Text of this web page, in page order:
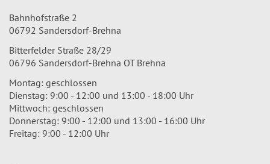
Bahnhofstraße 2
06792 Sandersdorf-Brehna
Bitterfelder Straße 28/29
06796 Sandersdorf-Brehna OT Brehna
Montag: geschlossen
Dienstag: 9:00 - 12:00 und 13:00 - 18:00 Uhr
Mittwoch: geschlossen
Donnerstag: 9:00 - 12:00 und 13:00 - 16:00 Uhr
Freitag: 9:00 - 12:00 Uhr